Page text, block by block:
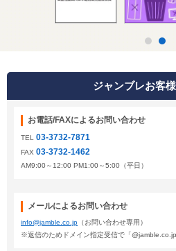
ジャンブレお客
お電話/FAXによるお問い合わせ
TEL 03-3732-7871
FAX 03-3732-1462
AM9:00～12:00 PM1:00～5:00（平日）
メールによるお問い合わせ
info@jamble.co.jp （お問い合わせ専用）
※返信のためドメイン指定受信で「@jamble.co.jp